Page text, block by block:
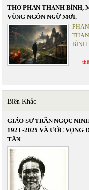
THƠ PHAN THANH BÌNH,
VÙNG NGÔN NGỮ MỚI.
PHAN
BÌNH
Biên Khảo
GIÁO SƯ TRẦN NGỌC
1923 -2025 VÀ ƯỚC VỌNG
TÂN